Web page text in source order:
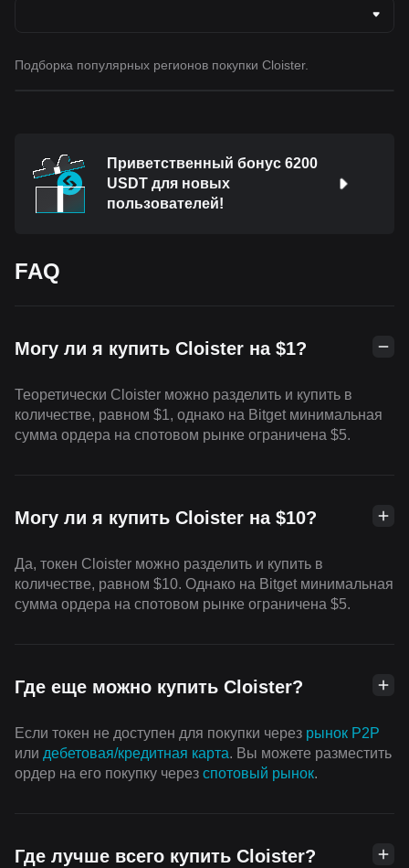
Подборка популярных регионов покупки Cloister.
Приветственный бонус 6200
USDT для новых
пользователей!
FAQ
Могу ли я купить Cloister на $1?
Теоретически Cloister можно разделить и купить в
количестве, равном $1, однако на Bitget минимальная
сумма ордера на спотовом рынке ограничена $5.
Могу ли я купить Cloister на $10?
Да, токен Cloister можно разделить и купить в
количестве, равном $10. Однако на Bitget минимальная
сумма ордера на спотовом рынке ограничена $5.
Где еще можно купить Cloister?
Если токен не доступен для покупки через рынок P2P
или дебетовая/кредитная карта. Вы можете разместить
ордер на его покупку через cпотовый рынок.
Где лучше всего купить Cloister?